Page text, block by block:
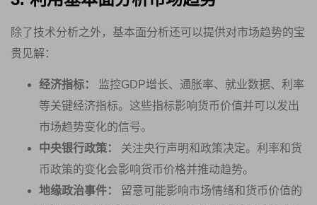
除了技术分析之外，基本面分析还可以提供对市场趋势的宝
贵见解：
经济指标：
监控GDP增长、通胀率、就业数据、利率
等关键经济指标。这些指标影响货币价值并可以发出
市场趋势变化的信号。
中央银行政策：
关注央行声明和政策决定。利率和货
币政策的变化会影响货币价格并推动趋势。
地缘政治事件：
留意可能影响市场情绪和货币价值的